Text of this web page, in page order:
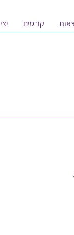
קורסים